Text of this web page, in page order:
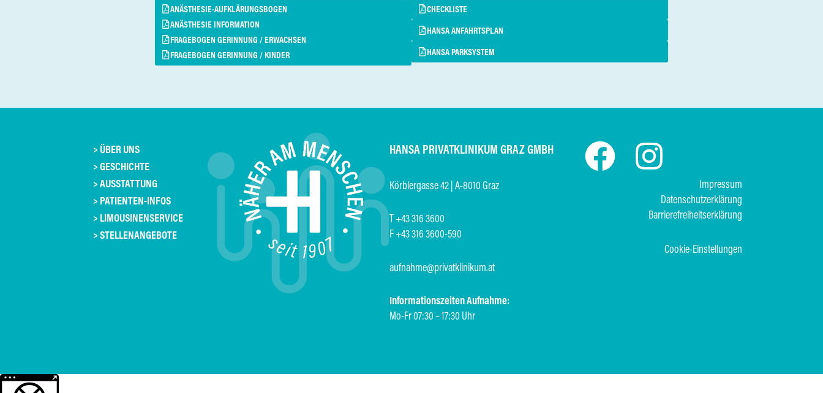
ANÄSTHESIE-AUFKLÄRUNGSBOGEN
ANÄSTHESIE INFORMATION
FRAGEBOGEN GERINNUNG / ERWACHSEN
FRAGEBOGEN GERINNUNG / KINDER
CHECKLISTE
HANSA ANFAHRTSPLAN
HANSA PARKSYSTEM
> ÜBER UNS
> GESCHICHTE
> AUSSTATTUNG
> PATIENTEN-INFOS
> LIMOUSINENSERVICE
> STELLENANGEBOTE
HANSA PRIVATKLINIKUM GRAZ GMBH
Körblergasse 42 | A-8010 Graz
T +43 316 3600
F +43 316 3600-590
aufnahme@privatklinikum.at
Informationszeiten Aufnahme:
Mo-Fr 07:30 – 17:30 Uhr
Impressum
Datenschutzerklärung
Barrierefreiheitserklärung
Cookie-Einstellungen
Weitere Informationen über den gesperrten Inhalt.